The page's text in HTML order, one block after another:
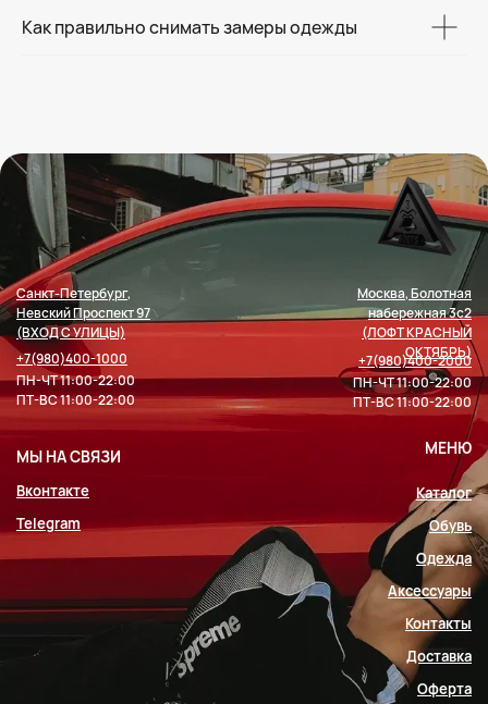
Как правильно снимать замеры одежды
Санкт-Петербург,
Невский Проспект 97
(ВХОД С УЛИЦЫ)
+7(980)400-1000
ПН-ЧТ 11:00-22:00
ПТ-ВС 11:00-22:00
Москва, Болотная
набережная 3с2
(ЛОФТ КРАСНЫЙ
ОКТЯБРЬ)
+7(980)400-2000
ПН-ЧТ 11:00-22:00
ПТ-ВС 11:00-22:00
МЕНЮ
Каталог
Обувь
Одежда
Аксессуары
Контакты
Доставка
Оферта
МЫ НА СВЯЗИ
Вконтакте
Telegram